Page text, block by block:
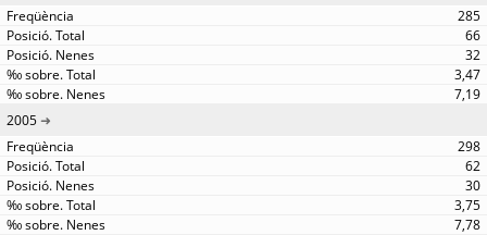
285
66
32
3,47
7,19
2005
298
62
30
3,75
7,78